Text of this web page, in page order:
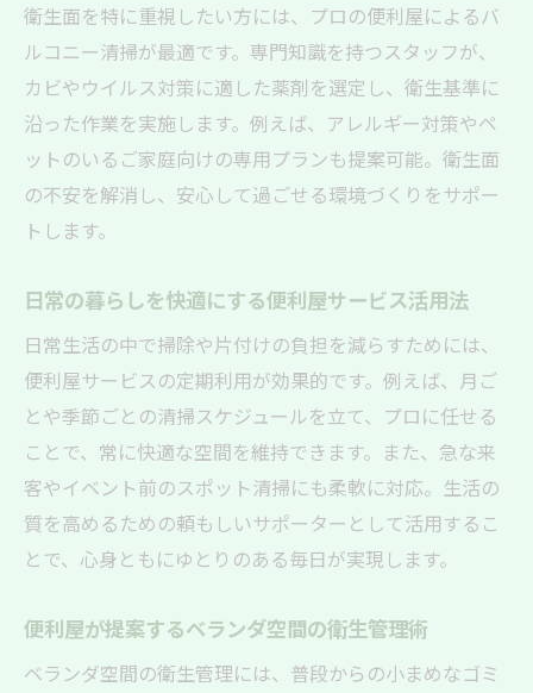
衛生面を特に重視したい方には、プロの便利屋によるバ
ルコニー清掃が最適です。専門知識を持つスタッフが、
カビやウイルス対策に適した薬剤を選定し、衛生基準に
沿った作業を実施します。例えば、アレルギー対策やペ
ットのいるご家庭向けの専用プランも提案可能。衛生面
の不安を解消し、安心して過ごせる環境づくりをサポー
トします。
日常の暮らしを快適にする便利屋サービス活用法
日常生活の中で掃除や片付けの負担を減らすためには、
便利屋サービスの定期利用が効果的です。例えば、月ご
とや季節ごとの清掃スケジュールを立て、プロに任せる
ことで、常に快適な空間を維持できます。また、急な来
客やイベント前のスポット清掃にも柔軟に対応。生活の
質を高めるための頼もしいサポーターとして活用するこ
とで、心身ともにゆとりのある毎日が実現します。
便利屋が提案するベランダ空間の衛生管理術
ベランダ空間の衛生管理には、普段からの小まめなゴミ